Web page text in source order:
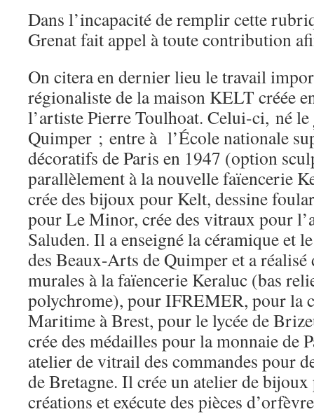
Dans l’incapacité de remplir cette
Grenat fait appel à toute contribution
On citera en dernier lieu le travail
régionaliste de la maison KELT créée
l’artiste Pierre Toulhoat. Celui-ci, né le
Quimper ; entre à l’École nationale
décoratifs de Paris en 1947 (option
parallèlement à la nouvelle faïencerie
crée des bijoux pour Kelt, dessine
pour Le Minor, crée des vitraux pour
Saluden. Il a enseigné la céramique et
des Beaux-Arts de Quimper et a
murales à la faïencerie Keraluc (bas
polychrome), pour IFREMER, pour la
Maritime à Brest, pour le lycée de
crée des médailles pour la monnaie de
atelier de vitrail des commandes pour
de Bretagne. Il crée un atelier de bijoux
créations et exécute des pièces